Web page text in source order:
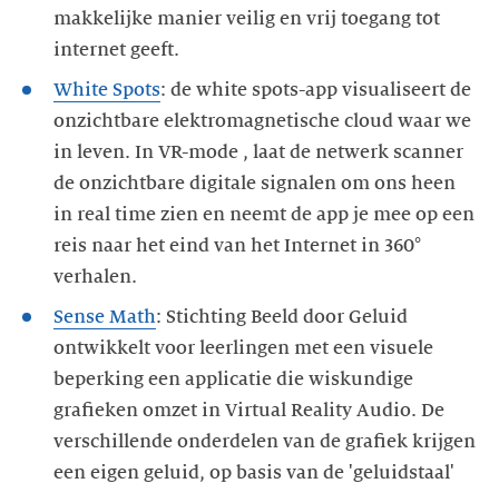
makkelijke manier veilig en vrij toegang tot
internet geeft.
White Spots: de white spots-app visualiseert de
onzichtbare elektromagnetische cloud waar we
in leven. In VR-mode , laat de netwerk scanner
de onzichtbare digitale signalen om ons heen
in real time zien en neemt de app je mee op een
reis naar het eind van het Internet in 360°
verhalen.
Sense Math: Stichting Beeld door Geluid
ontwikkelt voor leerlingen met een visuele
beperking een applicatie die wiskundige
grafieken omzet in Virtual Reality Audio. De
verschillende onderdelen van de grafiek krijgen
een eigen geluid, op basis van de 'geluidstaal'